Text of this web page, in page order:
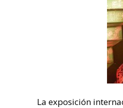
La exposición